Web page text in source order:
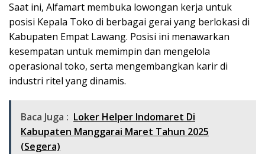
Saat ini, Alfamart membuka lowongan kerja untuk
posisi Kepala Toko di berbagai gerai yang berlokasi di
Kabupaten Empat Lawang. Posisi ini menawarkan
kesempatan untuk memimpin dan mengelola
operasional toko, serta mengembangkan karir di
industri ritel yang dinamis.
Baca Juga : Loker Helper Indomaret Di
Kabupaten Manggarai Maret Tahun 2025
(Segera)